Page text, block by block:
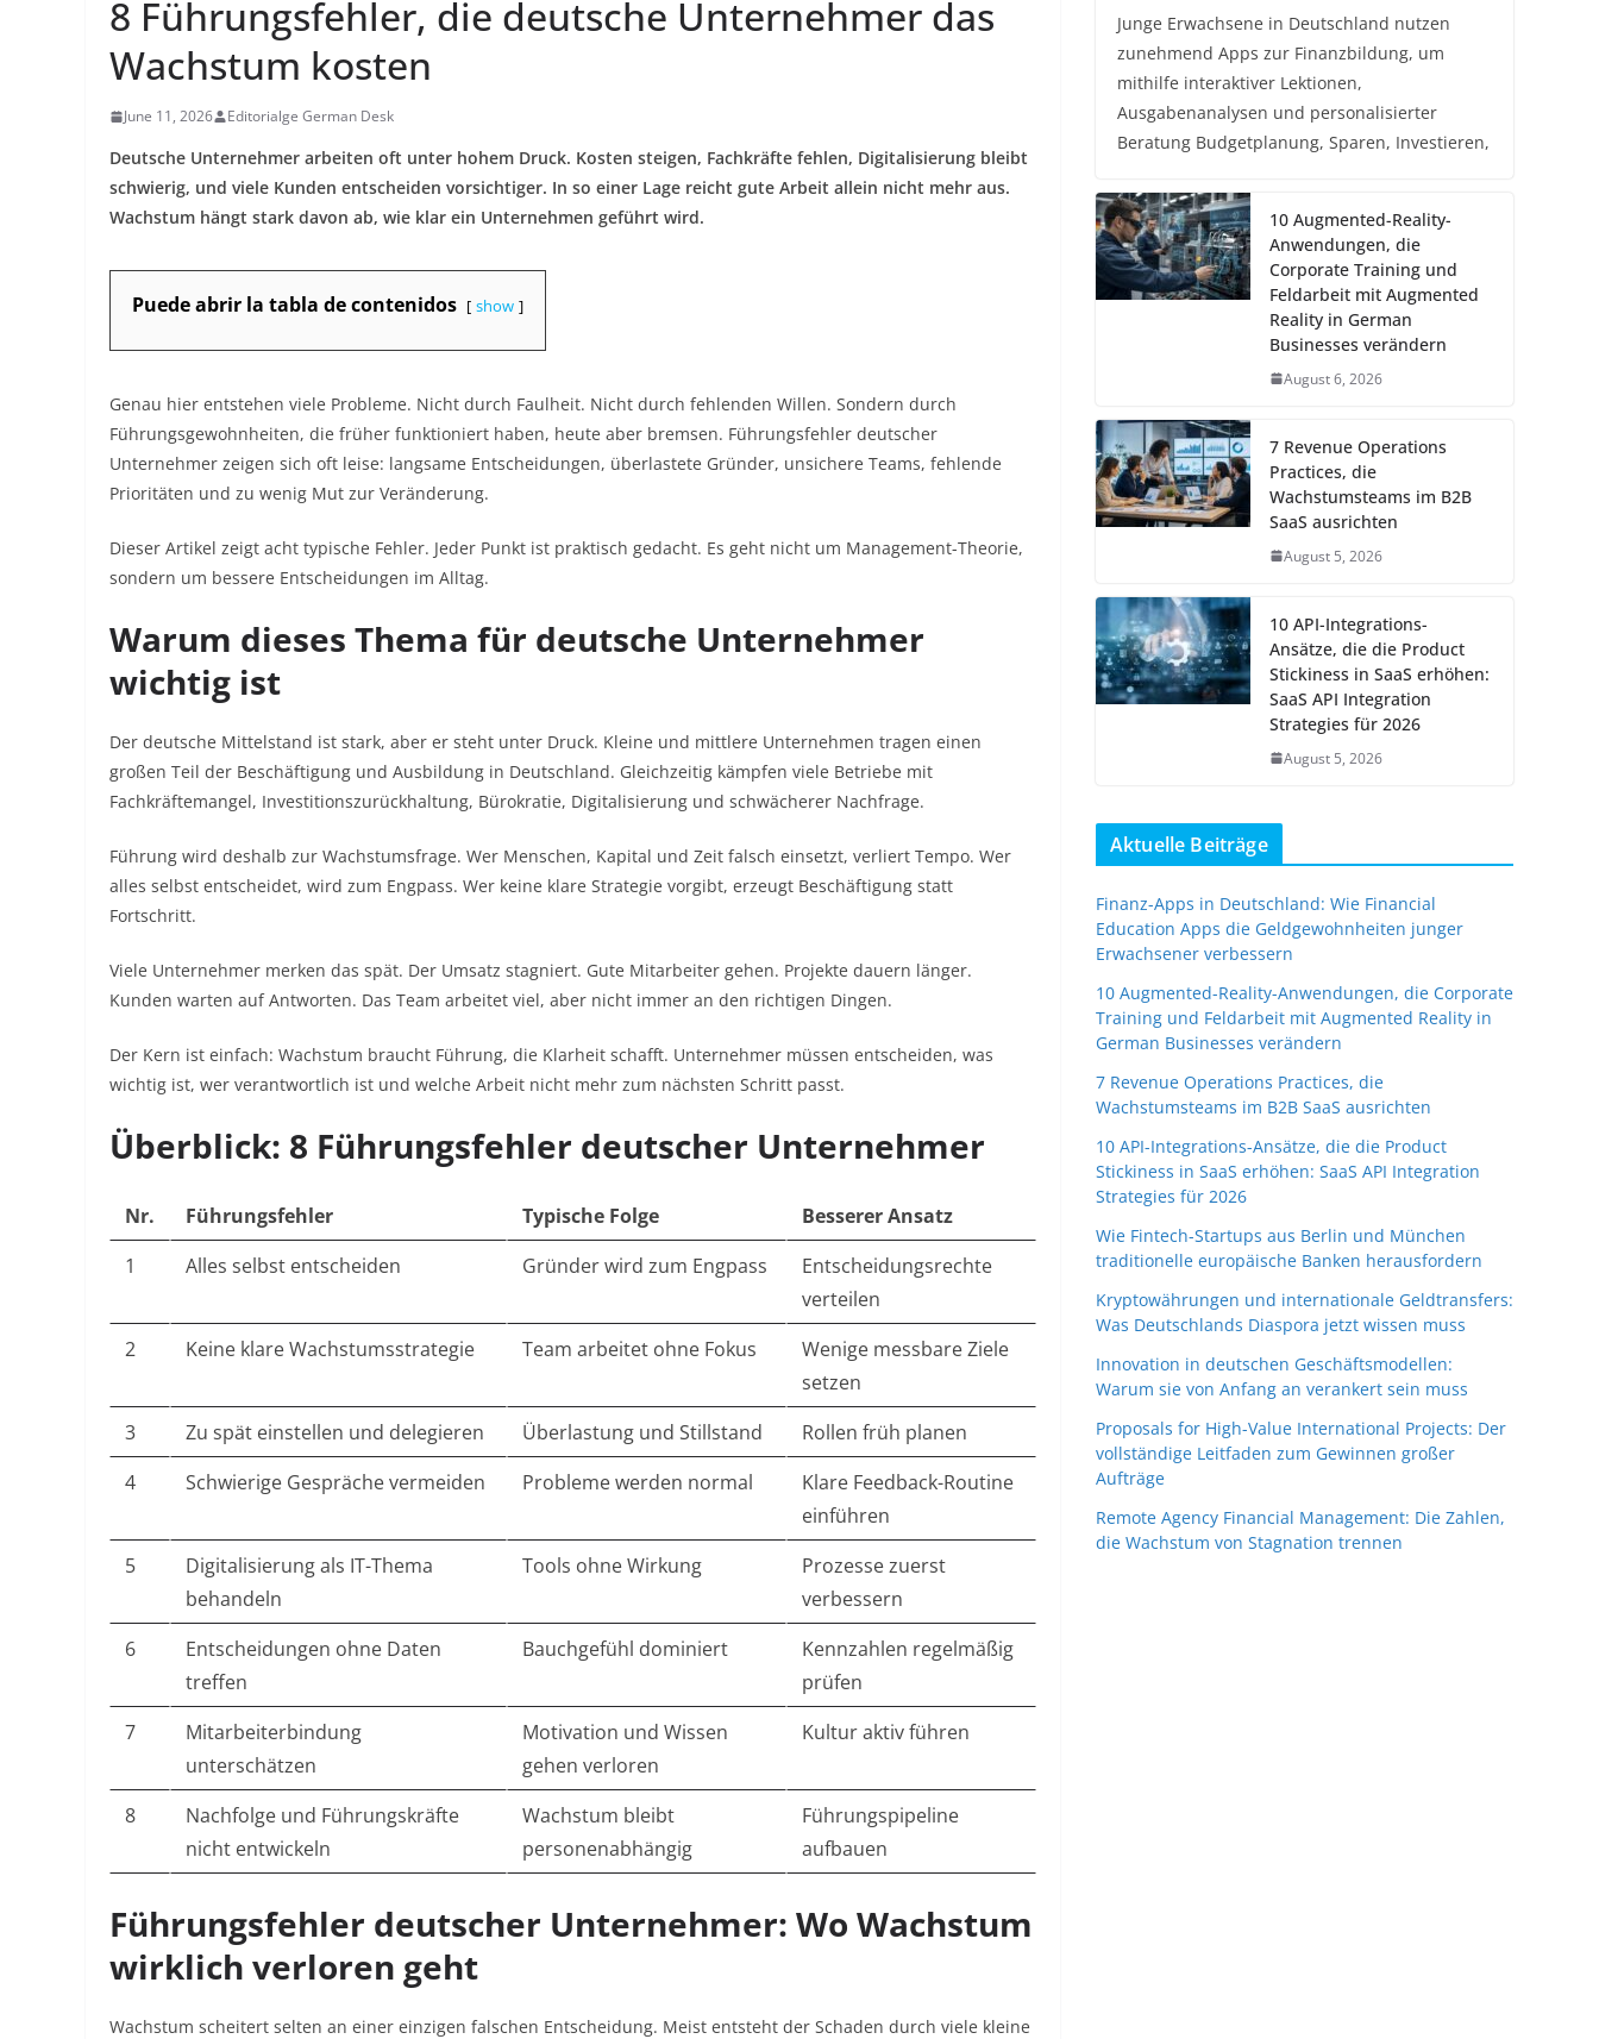
8 Führungsfehler, die deutsche Unternehmer das
Wachstum kosten
June 11, 2026 Editorialge German Desk
Deutsche Unternehmer arbeiten oft unter hohem Druck. Kosten steigen, Fachkräfte fehlen, Digitalisierung bleibt
schwierig, und viele Kunden entscheiden vorsichtiger. In so einer Lage reicht gute Arbeit allein nicht mehr aus.
Wachstum hängt stark davon ab, wie klar ein Unternehmen geführt wird.
Puede abrir la tabla de contenidos show
Genau hier entstehen viele Probleme. Nicht durch Faulheit. Nicht durch fehlenden Willen. Sondern durch
Führungsgewohnheiten, die früher funktioniert haben, heute aber bremsen. Führungsfehler deutscher
Unternehmer zeigen sich oft leise: langsame Entscheidungen, überlastete Gründer, unsichere Teams, fehlende
Prioritäten und zu wenig Mut zur Veränderung.
Dieser Artikel zeigt acht typische Fehler. Jeder Punkt ist praktisch gedacht. Es geht nicht um Management-Theorie,
sondern um bessere Entscheidungen im Alltag.
Warum dieses Thema für deutsche Unternehmer
wichtig ist
Der deutsche Mittelstand ist stark, aber er steht unter Druck. Kleine und mittlere Unternehmen tragen einen
großen Teil der Beschäftigung und Ausbildung in Deutschland. Gleichzeitig kämpfen viele Betriebe mit
Fachkräftemangel, Investitionszurückhaltung, Bürokratie, Digitalisierung und schwächerer Nachfrage.
Führung wird deshalb zur Wachstumsfrage. Wer Menschen, Kapital und Zeit falsch einsetzt, verliert Tempo. Wer
alles selbst entscheidet, wird zum Engpass. Wer keine klare Strategie vorgibt, erzeugt Beschäftigung statt
Fortschritt.
Viele Unternehmer merken das spät. Der Umsatz stagniert. Gute Mitarbeiter gehen. Projekte dauern länger.
Kunden warten auf Antworten. Das Team arbeitet viel, aber nicht immer an den richtigen Dingen.
Der Kern ist einfach: Wachstum braucht Führung, die Klarheit schafft. Unternehmer müssen entscheiden, was
wichtig ist, wer verantwortlich ist und welche Arbeit nicht mehr zum nächsten Schritt passt.
Überblick: 8 Führungsfehler deutscher Unternehmer
Nr. Führungsfehler Typische Folge
Besserer Ansatz
1
Alles selbst entscheiden Gründer wird zum Engpass
Entscheidungsrechte
verteilen
2
Keine klare Wachstumsstrategie Team arbeitet ohne Fokus
Wenige messbare Ziele
setzen
3
Zu spät einstellen und delegieren Überlastung und Stillstand
Rollen früh planen
4
Schwierige Gespräche vermeiden Probleme werden normal
Klare Feedback-Routine
einführen
5
Digitalisierung als IT-Thema
behandeln
Tools ohne Wirkung
Prozesse zuerst
verbessern
6
Entscheidungen ohne Daten
treffen
Bauchgefühl dominiert
Kennzahlen regelmäßig
prüfen
7
Mitarbeiterbindung
unterschätzen
Motivation und Wissen
gehen verloren
Kultur aktiv führen
8
Nachfolge und Führungskräfte
nicht entwickeln
Wachstum bleibt
personenabhängig
Führungspipeline
aufbauen
Führungsfehler deutscher Unternehmer: Wo Wachstum
wirklich verloren geht
Wachstum scheitert selten an einer einzigen falschen Entscheidung. Meist entsteht der Schaden durch viele kleine
Junge Erwachsene in Deutschland nutzen
zunehmend Apps zur Finanzbildung, um
mithilfe interaktiver Lektionen,
Ausgabenanalysen und personalisierter
Beratung Budgetplanung, Sparen, Investieren,
10 Augmented-Reality-
Anwendungen, die
Corporate Training und
Feldarbeit mit Augmented
Reality in German
Businesses verändern
August 6, 2026
7 Revenue Operations
Practices, die
Wachstumsteams im B2B
SaaS ausrichten
August 5, 2026
10 API-Integrations-
Ansätze, die die Product
Stickiness in SaaS erhöhen:
SaaS API Integration
Strategies für 2026
August 5, 2026
Aktuelle Beiträge
Finanz-Apps in Deutschland: Wie Financial
Education Apps die Geldgewohnheiten junger
Erwachsener verbessern
10 Augmented-Reality-Anwendungen, die Corporate
Training und Feldarbeit mit Augmented Reality in
German Businesses verändern
7 Revenue Operations Practices, die
Wachstumsteams im B2B SaaS ausrichten
10 API-Integrations-Ansätze, die die Product
Stickiness in SaaS erhöhen: SaaS API Integration
Strategies für 2026
Wie Fintech-Startups aus Berlin und München
traditionelle europäische Banken herausfordern
Kryptowährungen und internationale Geldtransfers:
Was Deutschlands Diaspora jetzt wissen muss
Innovation in deutschen Geschäftsmodellen:
Warum sie von Anfang an verankert sein muss
Proposals for High-Value International Projects: Der
vollständige Leitfaden zum Gewinnen großer
Aufträge
Remote Agency Financial Management: Die Zahlen,
die Wachstum von Stagnation trennen